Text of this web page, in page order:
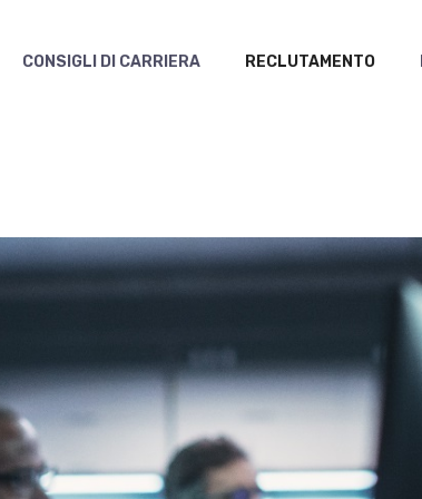
CONSIGLI DI CARRIERA RECLUTAMENTO